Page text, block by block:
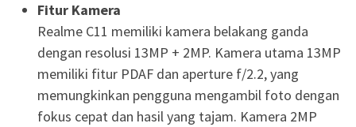
Fitur Kamera
Realme C11 memiliki kamera belakang ganda
dengan resolusi 13MP + 2MP. Kamera utama 13MP
memiliki fitur PDAF dan aperture f/2.2, yang
memungkinkan pengguna mengambil foto dengan
fokus cepat dan hasil yang tajam. Kamera 2MP